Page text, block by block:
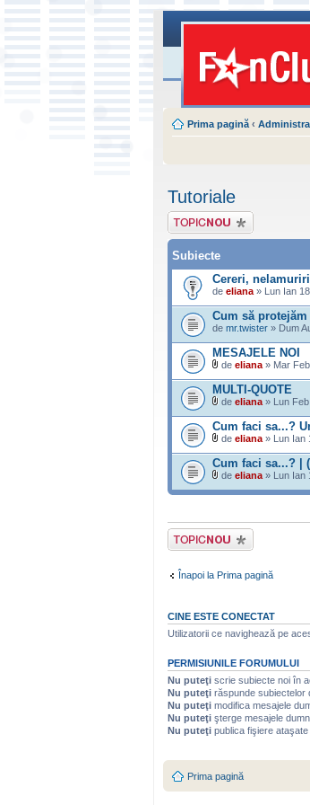
Prima pagină ‹
Tutoriale
Scrie un subiect
nou
Subiecte
Cereri,
de eliana » Lun Ian
Cum să
de mr.twister » Dum
MESAJELE NOI
de eliana » Mar
MULTI-QUOTE
de eliana » Lun
Cum faci sa...?
de eliana » Lun Ian
Cum faci sa...? |
de eliana » Lun Ian
Scrie un subiect
nou
Înapoi la Prima pagină
CINE ESTE CONECTAT
Utilizatorii ce navighează pe
PERMISIUNILE FORUMULUI
Nu puteţi scrie subiecte noi în
Nu puteţi răspunde subiectelor
Nu puteţi modifica mesajele
Nu puteţi şterge mesajele
Nu puteţi publica fişiere
Prima pagină